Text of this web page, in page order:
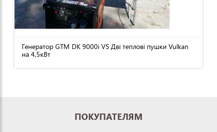
Генератор GTM DK 9000i VS Дві теплові пушки Vulkan
на 4,5кВт
ПОКУПАТЕЛЯМ